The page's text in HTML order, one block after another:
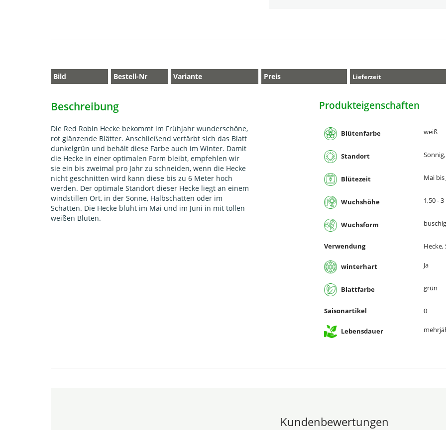
Bild Bestell-Nr Variante Preis Lieferzeit
Beschreibung
Die Red Robin Hecke bekommt im Frühjahr wunderschöne,
rot glänzende Blätter. Anschließend verfärbt sich das Blatt
dunkelgrün und behält diese Farbe auch im Winter. Damit
die Hecke in einer optimalen Form bleibt, empfehlen wir
sie ein bis zweimal pro Jahr zu schneiden, wenn die Hecke
nicht geschnitten wird kann diese bis zu 6 Meter hoch
werden. Der optimale Standort dieser Hecke liegt an einem
windstillen Ort, in der Sonne, Halbschatten oder im
Schatten. Die Hecke blüht im Mai und im Juni in mit tollen
weißen Blüten.
Produkteigenschaften
Blütenfarbe weiß
Standort
Blütezeit Mai bis
Wuchshöhe 1,50 -
Wuchsform buschig
Verwendung Hecke,
winterhart Ja
Blattfarbe grün
Saisonartikel 0
Lebensdauer
Kundenbewertungen